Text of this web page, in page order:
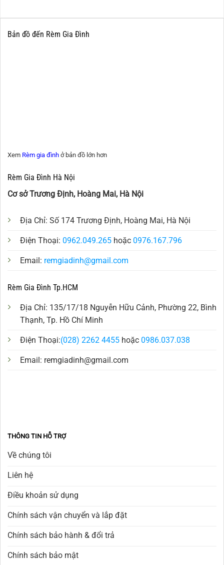
Bản đồ đến Rèm Gia Đình
Xem Rèm gia đình ở bản đồ lớn hơn
Rèm Gia Đình Hà Nội
Cơ sở Trương Định, Hoàng Mai, Hà Nội
Địa Chỉ: Số 174 Trương Định, Hoàng Mai, Hà Nội
Điện Thoại: 0962.049.265 hoặc 0976.167.796
Email: remgiadinh@gmail.com
Rèm Gia Đình Tp.HCM
Địa Chỉ: 135/17/18 Nguyễn Hữu Cảnh, Phường 22, Bình
Thạnh, Tp. Hồ Chí Minh
Điện Thoại:(028) 2262 4455 hoặc 0986.037.038
Email: remgiadinh@gmail.com
THÔNG TIN HỖ TRỢ
Về chúng tôi
Liên hệ
Điều khoản sử dụng
Chính sách vận chuyển và lắp đặt
Chính sách bảo hành & đổi trả
Chính sách bảo mật